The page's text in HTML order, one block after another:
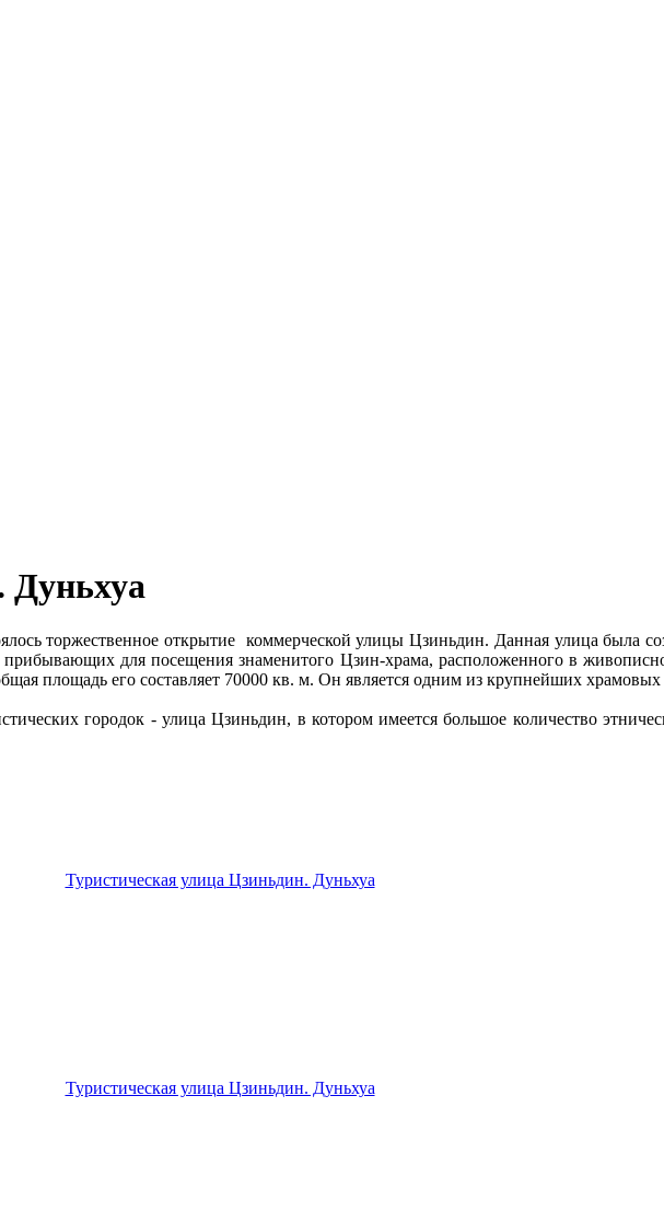
Дуньхуа
торжественное открытие коммерческой улицы Цзиньдин. Данная улица была
прибывающих для посещения знаменитого Цзин-храма, расположенного в
площадь его составляет 70000 кв. м. Он является одним из крупнейших
городок - улица Цзиньдин, в котором имеется большое количество
Туристическая улица Цзиньдин. Дуньхуа
Туристическая улица Цзиньдин. Дуньхуа